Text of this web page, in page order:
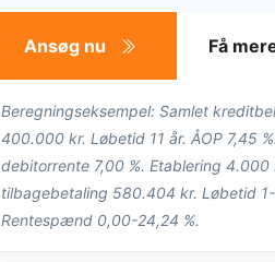
Ansøg nu Få
Beregningseksempel: Samlet
400.000 kr. Løbetid 11 år. ÅOP 7,45
debitorrente 7,00 %. Etablering 4.000
tilbagebetaling 580.404 kr. Løbetid 1-
Rentespænd 0,00-24,24 %.